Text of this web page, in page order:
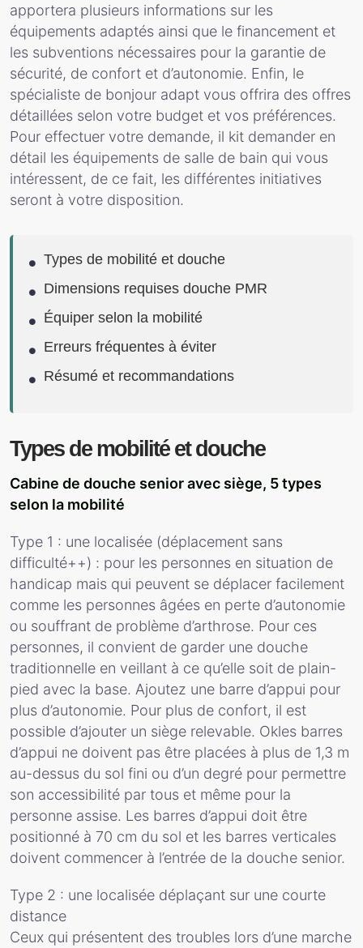
apportera plusieurs informations sur les
équipements adaptés ainsi que le financement et
les subventions nécessaires pour la garantie de
sécurité, de confort et d’autonomie. Enfin, le
spécialiste de bonjour adapt vous offrira des offres
détaillées selon votre budget et vos préférences.
Pour effectuer votre demande, il kit demander en
détail les équipements de salle de bain qui vous
intéressent, de ce fait, les différentes initiatives
seront à votre disposition.
Types de mobilité et douche
Dimensions requises douche PMR
Équiper selon la mobilité
Erreurs fréquentes à éviter
Résumé et recommandations
Types de mobilité et douche
Cabine de douche senior avec siège, 5 types
selon la mobilité
Type 1 : une localisée (déplacement sans
difficulté++) : pour les personnes en situation de
handicap mais qui peuvent se déplacer facilement
comme les personnes âgées en perte d’autonomie
ou souffrant de problème d’arthrose. Pour ces
personnes, il convient de garder une douche
traditionnelle en veillant à ce qu’elle soit de plain-
pied avec la base. Ajoutez une barre d’appui pour
plus d’autonomie. Pour plus de confort, il est
possible d’ajouter un siège relevable. Okles barres
d’appui ne doivent pas être placées à plus de 1,3 m
au-dessus du sol fini ou d’un degré pour permettre
son accessibilité par tous et même pour la
personne assise. Les barres d’appui doit être
positionné à 70 cm du sol et les barres verticales
doivent commencer à l’entrée de la douche senior.
Type 2 : une localisée déplaçant sur une courte
distance
Ceux qui présentent des troubles lors d’une marche